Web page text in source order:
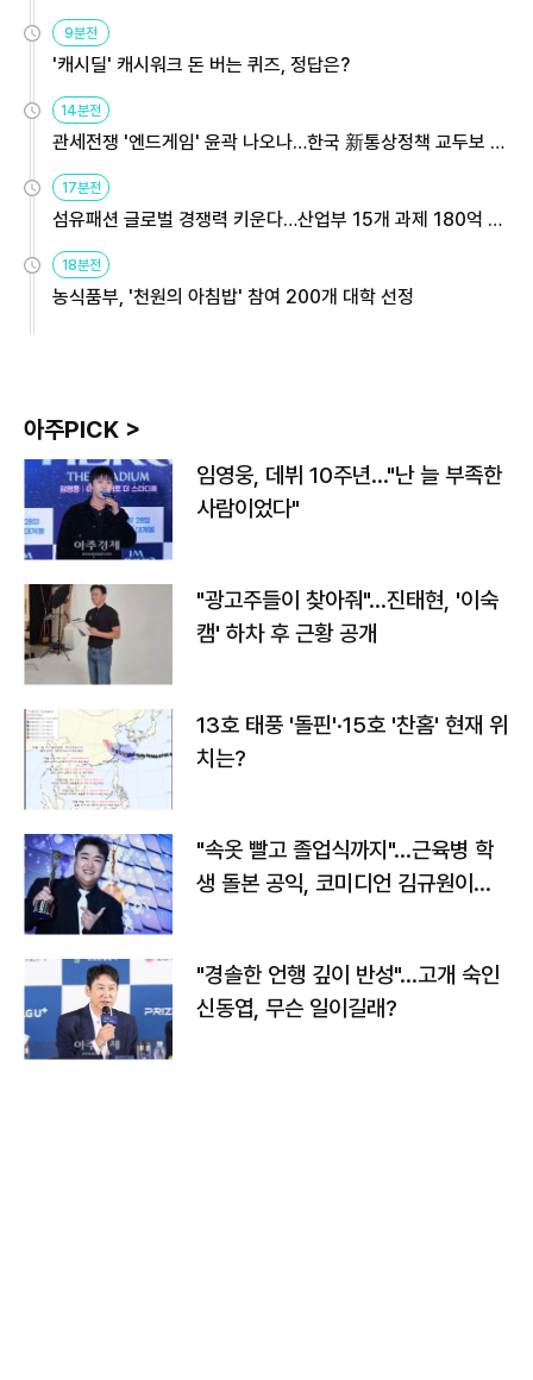
9분전
'캐시딜' 캐시워크 돈 버는 퀴즈, 정답은?
14분전
관세전쟁 '엔드게임' 윤곽 나오나…한국 新통상정책 교두보 활
17분전
섬유패션 글로벌 경쟁력 키운다…산업부 15개 과제 180억 지
18분전
농식품부, '천원의 아침밥' 참여 200개 대학 선정
아주PICK >
임영웅, 데뷔 10주년…"난 늘 부족한
사람이었다"
"광고주들이 찾아줘"…진태현, '이숙
캠' 하차 후 근황 공개
13호 태풍 '돌핀'·15호 '찬홈' 현재 위
치는?
"속옷 빨고 졸업식까지"…근육병 학
생 돌본 공익, 코미디언 김규원이었
"경솔한 언행 깊이 반성"…고개 숙인
신동엽, 무슨 일이길래?